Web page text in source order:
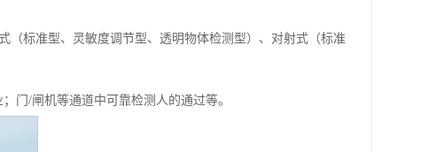
（标准型、灵敏度调节型、透明物体检测型）、对射式（标准
门/闸机等通道中可靠检测人的通过等。